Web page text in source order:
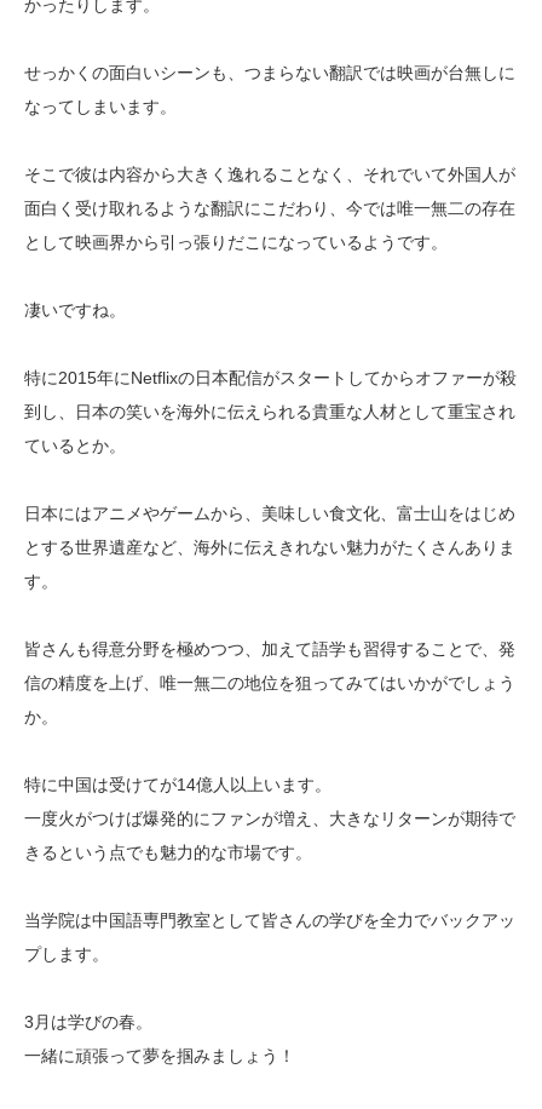
かったりします。
せっかくの面白いシーンも、つまらない翻訳では映画が台無しに
なってしまいます。
そこで彼は内容から大きく逸れることなく、それでいて外国人が
面白く受け取れるような翻訳にこだわり、今では唯一無二の存在
として映画界から引っ張りだこになっているようです。
凄いですね。
特に2015年にNetflixの日本配信がスタートしてからオファーが殺
到し、日本の笑いを海外に伝えられる貴重な人材として重宝され
ているとか。
日本にはアニメやゲームから、美味しい食文化、富士山をはじめ
とする世界遺産など、海外に伝えきれない魅力がたくさんありま
す。
皆さんも得意分野を極めつつ、加えて語学も習得することで、発
信の精度を上げ、唯一無二の地位を狙ってみてはいかがでしょう
か。
特に中国は受けてが14億人以上います。
一度火がつけば爆発的にファンが増え、大きなリターンが期待で
きるという点でも魅力的な市場です。
当学院は中国語専門教室として皆さんの学びを全力でバックアッ
プします。
3月は学びの春。
一緒に頑張って夢を掴みましょう！